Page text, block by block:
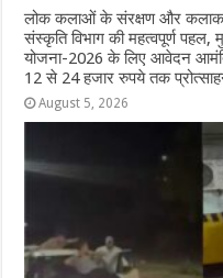
लोक कलाओं के संरक्षण और
संस्कृति विभाग की महत्वपूर्ण पहल,
योजना-2026 के लिए आवेदन
12 से 24 हजार रुपये तक
August 5, 2026